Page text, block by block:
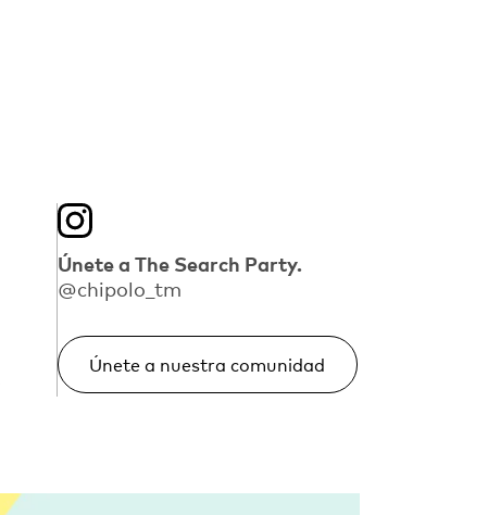
Únete a The Search Party.
@chipolo_tm
Únete a nuestra comunidad